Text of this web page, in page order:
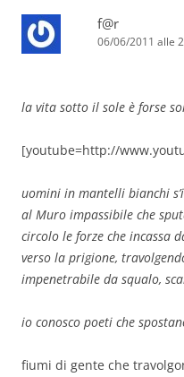
f@r
06/06/2011 alle
la vita sotto il sole è forse
[youtube=http://
uomini in mantelli bianchi
al Muro impassibile che
circolo le forze che incassa
verso la prigione,
impenetrabile da squalo,
io conosco poeti che
fiumi di gente che